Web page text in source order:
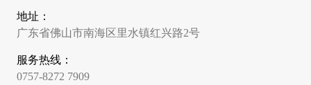
地址：
广东省佛山市南海区里水镇红兴路2号
服务热线：
0757-8272 7909